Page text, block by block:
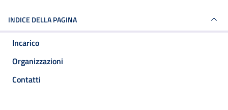
INDICE DELLA PAGINA
Incarico
Organizzazioni
Contatti